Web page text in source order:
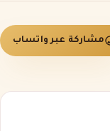
مشاركة عبر واتساب